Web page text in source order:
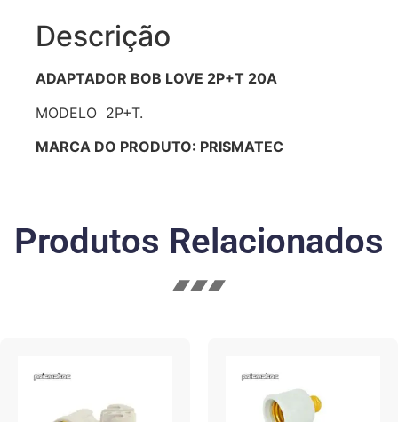
Descrição
ADAPTADOR BOB LOVE 2P+T 20A
MODELO 2P+T.
MARCA DO PRODUTO: PRISMATEC
Produtos Relacionados